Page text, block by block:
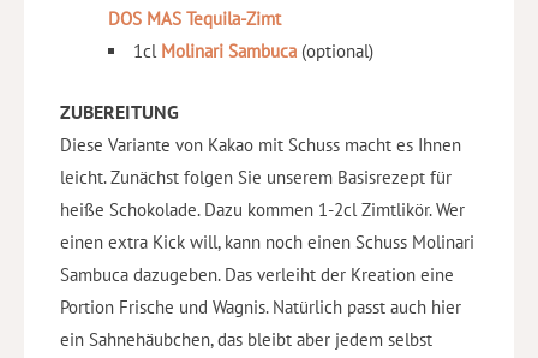
DOS MAS Tequila-Zimt
1cl Molinari Sambuca (optional)
ZUBEREITUNG
Diese Variante von Kakao mit Schuss macht es Ihnen
leicht. Zunächst folgen Sie unserem Basisrezept für
heiße Schokolade. Dazu kommen 1-2cl Zimtlikör. Wer
einen extra Kick will, kann noch einen Schuss Molinari
Sambuca dazugeben. Das verleiht der Kreation eine
Portion Frische und Wagnis. Natürlich passt auch hier
ein Sahnehäubchen, das bleibt aber jedem selbst